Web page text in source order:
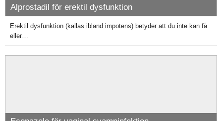
Alprostadil för erektil dysfunktion
Erektil dysfunktion (kallas ibland impotens) betyder att du inte kan få
eller…